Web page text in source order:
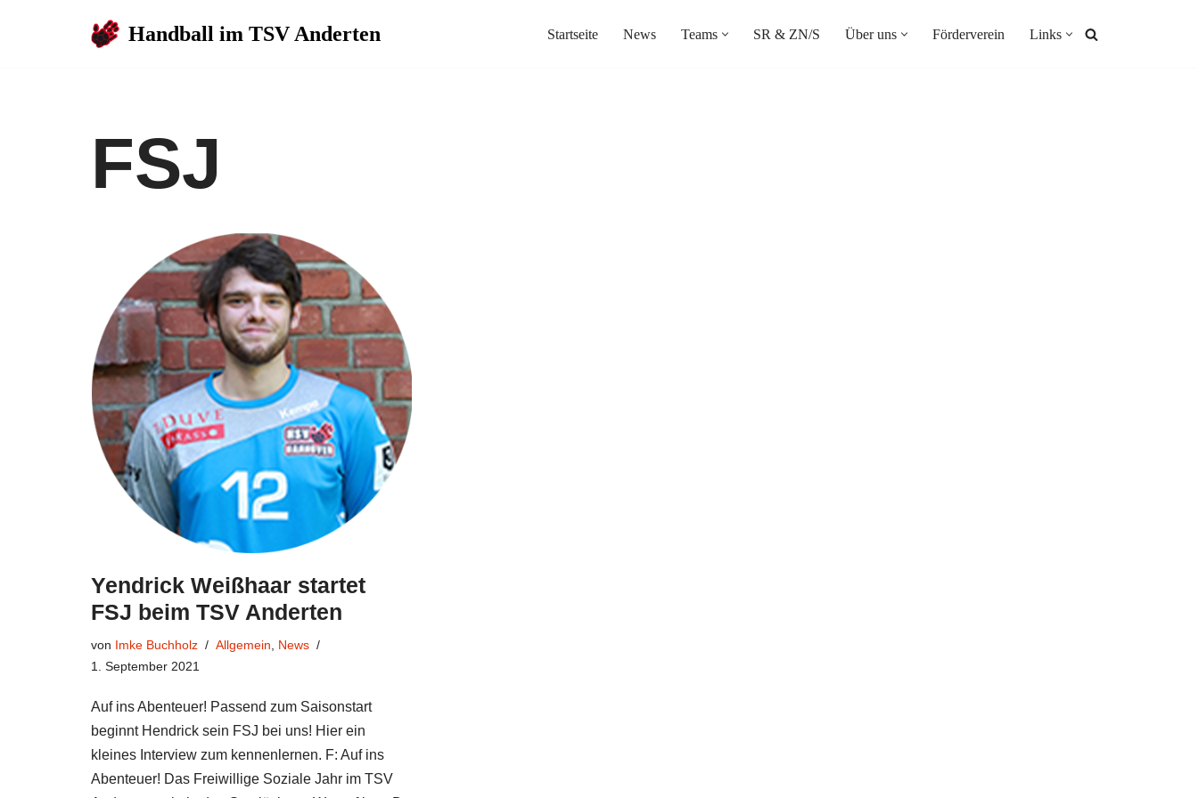
Handball im TSV Anderten Startseite News Teams SR & ZN/S Über uns Förderverein Links
FSJ
Yendrick Weißhaar startet
FSJ beim TSV Anderten
von Imke Buchholz Allgemein
News
1. September 2021
Auf ins Abenteuer! Passend zum Saisonstart
beginnt Hendrick sein FSJ bei uns! Hier ein
kleines Interview zum kennenlernen. F: Auf ins
Abenteuer! Das Freiwillige Soziale Jahr im TSV